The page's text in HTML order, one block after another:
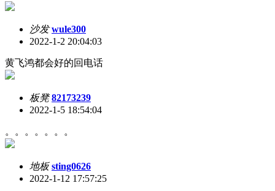
沙发 wule300
2022-1-2 20:04:03
黄飞鸿都会好的回电话
板凳 82173239
2022-1-5 18:54:04
。。。。。。。
地板 sting0626
2022-1-12 17:57:25